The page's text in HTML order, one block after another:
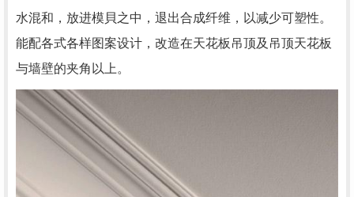
水混和，放进模貝之中，退出合成纤维，以减少可塑性。
能配各式各样图案设计，改造在天花板吊顶及吊顶天花板
与墙壁的夹角以上。